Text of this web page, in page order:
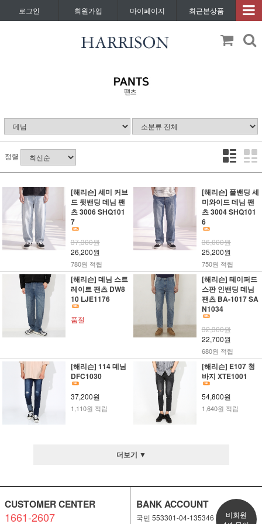
로그인 회원가입 마이페이지 최근본상품
정렬
[해리슨] 세미 커브
드 뒷밴딩 데님 팬
츠 3006 SHQ101
7
37,300원
26,200원
780원 적립
[해리슨] 풀밴딩 세
미와이드 데님 팬
츠 3004 SHQ101
6
36,000원
25,200원
750원 적립
[해리슨] 데님 스트
레이트 팬츠 DW8
10 LJE1176
품절
[해리슨] 테이퍼드
스판 인밴딩 데님
팬츠 BA-1017 SA
N1034
32,300원
22,700원
680원 적립
[해리슨] 114 데님
DFC1030
37,200원
1,110원 적립
[해리슨] E107 청
바지 XTE1001
54,800원
1,640원 적립
더보기 ▼
CUSTOMER CENTER
1661-2607
BANK ACCOUNT
국민 553301-04-135346
비회원